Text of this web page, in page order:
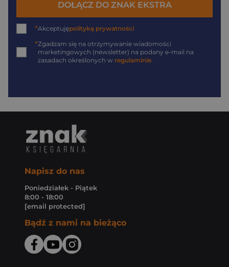
DOŁĄCZ DO ZNAK EKSTRA
*Akceptujępolitykę prywatności
*Zgadzam się na otrzymywanie wiadomości
marketingowych (newsletter) na podany e-mail na
zasadach określonych w regulaminie
Napisz do nas
Poniedziałek - Piątek
8:00 - 18:00
[email protected]
Bądź z nami na bieżąco